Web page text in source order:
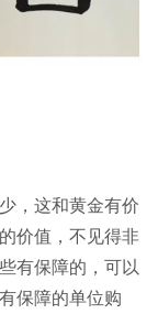
，这和黄金有价
价值，不见得非
有保障的，可以
保障的单位购